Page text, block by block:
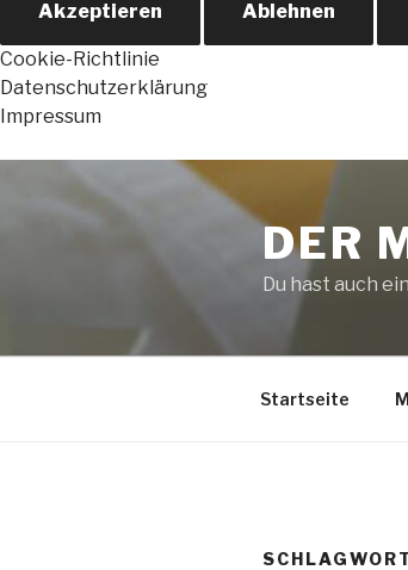
Akzeptieren Ablehnen
Cookie-Richtlinie
Datenschutzerklärung
Impressum
springen
DER
Du hast auch
Startseite